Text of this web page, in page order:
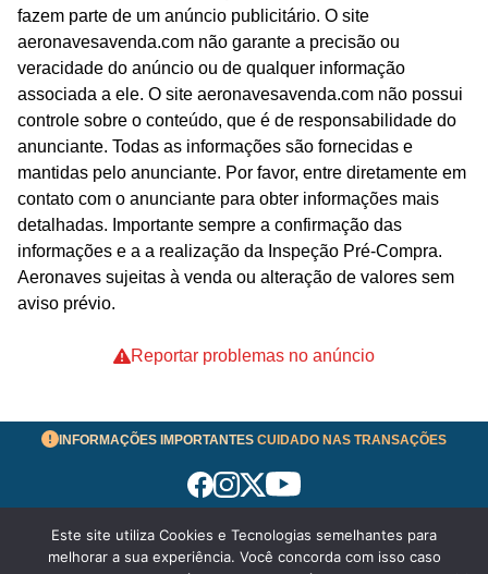
fazem parte de um anúncio publicitário. O site
aeronavesavenda.com não garante a precisão ou
veracidade do anúncio ou de qualquer informação
associada a ele. O site aeronavesavenda.com não possui
controle sobre o conteúdo, que é de responsabilidade do
anunciante. Todas as informações são fornecidas e
mantidas pelo anunciante. Por favor, entre diretamente em
contato com o anunciante para obter informações mais
detalhadas. Importante sempre a confirmação das
informações e a a realização da Inspeção Pré-Compra.
Aeronaves sujeitas à venda ou alteração de valores sem
aviso prévio.
Reportar problemas no anúncio
INFORMAÇÕES IMPORTANTES CUIDADO NAS TRANSAÇÕES
Termos de Uso
© 2026 aeronavesavenda.com | Todos os Direitos
Este site utiliza Cookies e Tecnologias semelhantes para
melhorar a sua experiência. Você concorda com isso caso